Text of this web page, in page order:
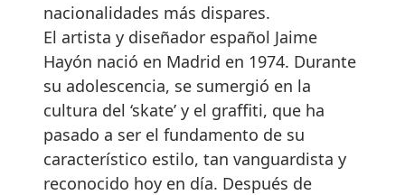
nacionalidades más dispares.
El artista y diseñador español Jaime
Hayón nació en Madrid en 1974. Durante
su adolescencia, se sumergió en la
cultura del ‘skate’ y el graffiti, que ha
pasado a ser el fundamento de su
característico estilo, tan vanguardista y
reconocido hoy en día. Después de